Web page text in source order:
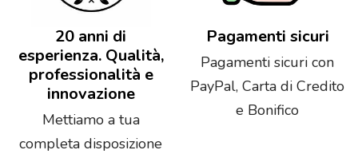
20 anni di
esperienza. Qualità,
professionalità e
innovazione
Mettiamo a tua
completa disposizione
Pagamenti sicuri
Pagamenti sicuri con
PayPal, Carta di Credito
e Bonifico